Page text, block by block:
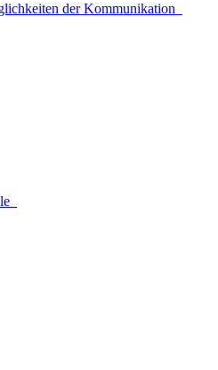
der Kommunikation